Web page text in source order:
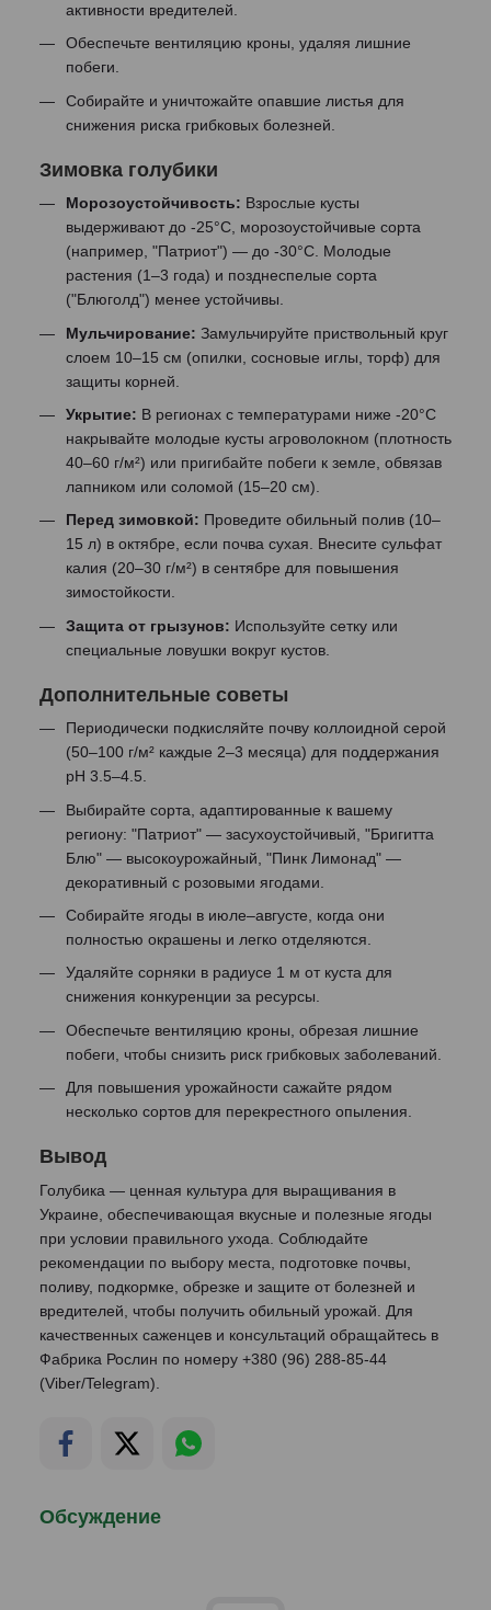
активности вредителей.
Обеспечьте вентиляцию кроны, удаляя лишние
побеги.
Собирайте и уничтожайте опавшие листья для
снижения риска грибковых болезней.
Зимовка голубики
Морозоустойчивость: Взрослые кусты
выдерживают до -25°C, морозоустойчивые сорта
(например, "Патриот") — до -30°C. Молодые
растения (1–3 года) и позднеспелые сорта
("Блюголд") менее устойчивы.
Мульчирование: Замульчируйте приствольный круг
слоем 10–15 см (опилки, сосновые иглы, торф) для
защиты корней.
Укрытие: В регионах с температурами ниже -20°C
накрывайте молодые кусты агроволокном (плотность
40–60 г/м²) или пригибайте побеги к земле, обвязав
лапником или соломой (15–20 см).
Перед зимовкой: Проведите обильный полив (10–
15 л) в октябре, если почва сухая. Внесите сульфат
калия (20–30 г/м²) в сентябре для повышения
зимостойкости.
Защита от грызунов: Используйте сетку или
специальные ловушки вокруг кустов.
Дополнительные советы
Периодически подкисляйте почву коллоидной серой
(50–100 г/м² каждые 2–3 месяца) для поддержания
pH 3.5–4.5.
Выбирайте сорта, адаптированные к вашему
региону: "Патриот" — засухоустойчивый, "Бригитта
Блю" — высокоурожайный, "Пинк Лимонад" —
декоративный с розовыми ягодами.
Собирайте ягоды в июле–августе, когда они
полностью окрашены и легко отделяются.
Удаляйте сорняки в радиусе 1 м от куста для
снижения конкуренции за ресурсы.
Обеспечьте вентиляцию кроны, обрезая лишние
побеги, чтобы снизить риск грибковых заболеваний.
Для повышения урожайности сажайте рядом
несколько сортов для перекрестного опыления.
Вывод
Голубика — ценная культура для выращивания в
Украине, обеспечивающая вкусные и полезные ягоды
при условии правильного ухода. Соблюдайте
рекомендации по выбору места, подготовке почвы,
поливу, подкормке, обрезке и защите от болезней и
вредителей, чтобы получить обильный урожай. Для
качественных саженцев и консультаций обращайтесь в
Фабрика Рослин по номеру +380 (96) 288-85-44
(Viber/Telegram).
Обсуждение